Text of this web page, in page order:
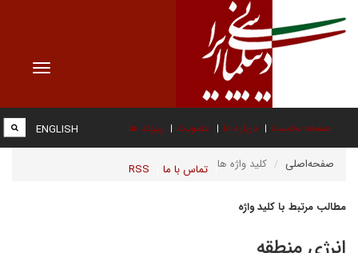
Toggle
صفحه نخست درباره ما عضویت پیوند ها
تماس با ما RSS
ENGLISH
صفحه‌اصلی کلید واژه ها
مطالب مرتبط با کلید واژه